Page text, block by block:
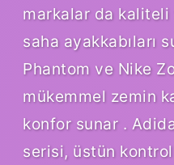
markalar da kaliteli
saha ayakkabıları
Phantom ve Nike
mükemmel zemin
konfor sunar .
serisi, üstün